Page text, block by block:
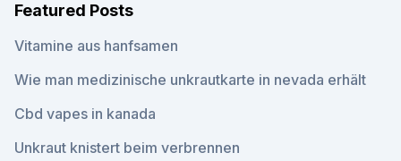
Featured Posts
Vitamine aus hanfsamen
Wie man medizinische unkrautkarte in nevada erhält
Cbd vapes in kanada
Unkraut knistert beim verbrennen